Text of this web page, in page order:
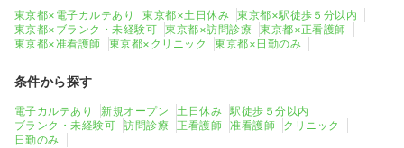
東京都×電子カルテあり 東京都×土日休み
東京都×駅徒歩５分以内
東京都×ブランク・未経験可
東京都×訪問診療
東京都×正看護師
東京都×准看護師
東京都×クリニック 東京都×日勤のみ
条件から探す
電子カルテあり 新規オープン 土日休み
駅徒歩５分以内
ブランク・未経験可
訪問診療 正看護師 准看護師
クリニック
日勤のみ